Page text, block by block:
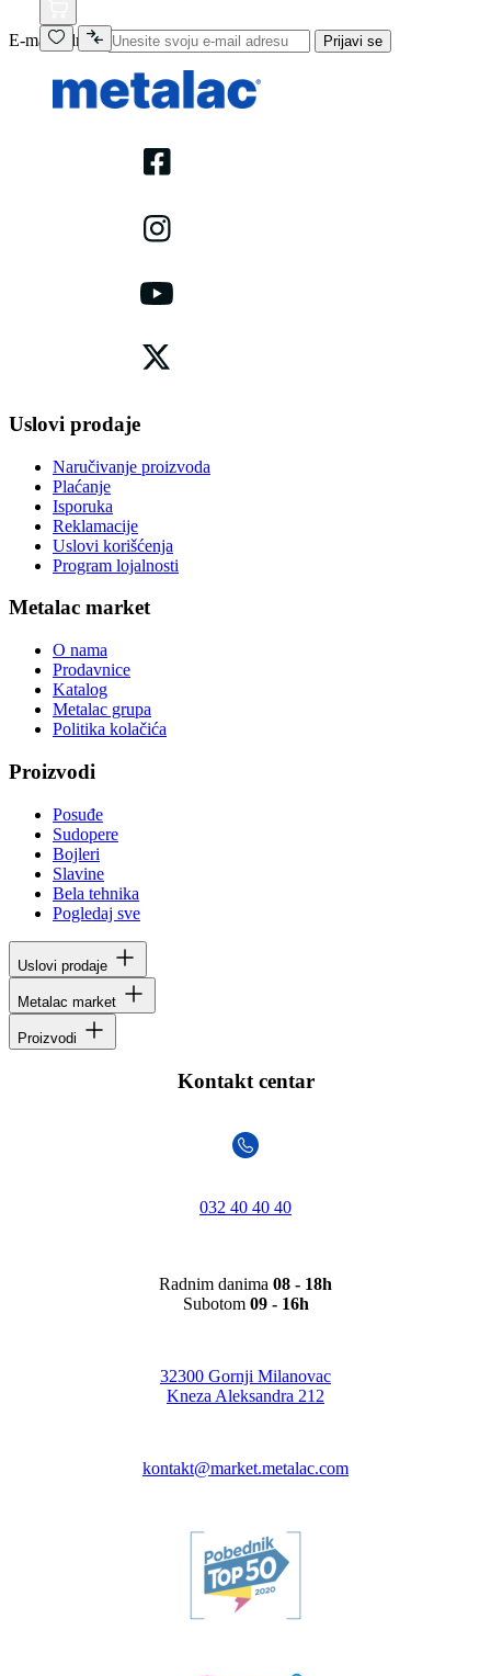
E-mail adresa Prijavi se
Uslovi prodaje
Naručivanje proizvoda
Plaćanje
Isporuka
Reklamacije
Uslovi korišćenja
Program lojalnosti
Metalac market
O nama
Prodavnice
Katalog
Metalac grupa
Politika kolačića
Proizvodi
Posuđe
Sudopere
Bojleri
Slavine
Bela tehnika
Pogledaj sve
Uslovi prodaje
Metalac market
Proizvodi
Kontakt centar
032 40 40 40
Radnim danima 08 - 18h
Subotom 09 - 16h
32300 Gornji Milanovac
Kneza Aleksandra 212
kontakt@market.metalac.com